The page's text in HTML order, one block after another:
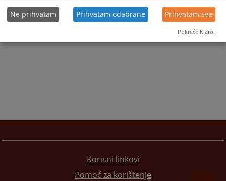
Korisni linkovi
Pomoć za korištenje
Ne prihvatam Prihvatam odabrane Prihvatam sve
Pokreće Klaro!